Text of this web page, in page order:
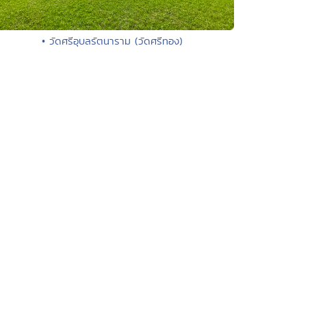
• วัดศรีอุบลรัตนาราม (วัดศรีทอง)